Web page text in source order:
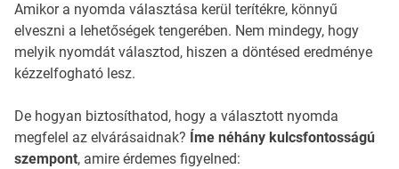
Amikor a nyomda választása kerül terítékre, könnyű
elveszni a lehetőségek tengerében. Nem mindegy, hogy
melyik nyomdát választod, hiszen a döntésed eredménye
kézzelfogható lesz.
De hogyan biztosíthatod, hogy a választott nyomda
megfelel az elvárásaidnak? Íme néhány kulcsfontosságú
szempont, amire érdemes figyelned: